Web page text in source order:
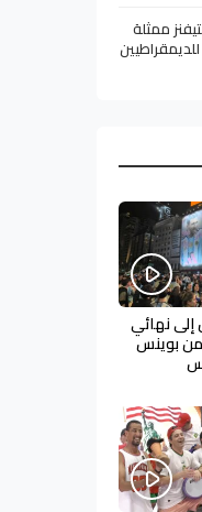
ممثلة
للديمقراطيين
إلى نهائي
من بوينس